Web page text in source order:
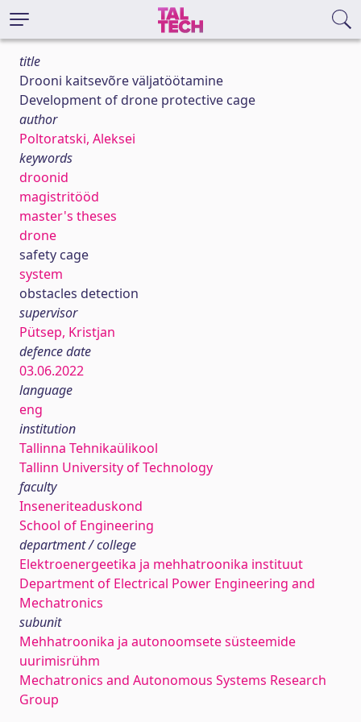
title
Drooni kaitsevõre väljatöötamine
Development of drone protective cage
author
Poltoratski, Aleksei
keywords
droonid
magistritööd
master's theses
drone
safety cage
system
obstacles detection
supervisor
Pütsep, Kristjan
defence date
03.06.2022
language
eng
institution
Tallinna Tehnikaülikool
Tallinn University of Technology
faculty
Inseneriteaduskond
School of Engineering
department / college
Elektroenergeetika ja mehhatroonika instituut
Department of Electrical Power Engineering and
Mechatronics
subunit
Mehhatroonika ja autonoomsete süsteemide
uurimisrühm
Mechatronics and Autonomous Systems Research
Group